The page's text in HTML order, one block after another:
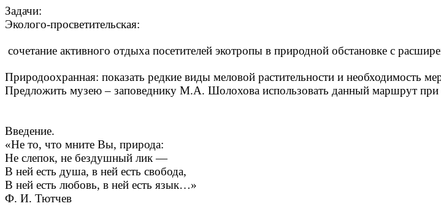
Задачи:
Эколого-просветительская:
сочетание активного отдыха посетителей экотропы в природной обстановке с
Природоохранная: показать редкие виды меловой растительности и необходимость
Предложить музею – заповеднику М.А. Шолохова использовать данный маршрут при
Введение.
«Не то, что мните Вы, природа:
Не слепок, не бездушный лик —
В ней есть душа, в ней есть свобода,
В ней есть любовь, в ней есть язык…»
Ф. И. Тютчев